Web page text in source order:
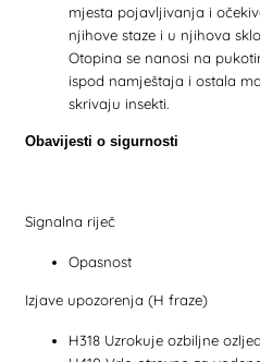
mjesta pojavljivanja i
njihove staze i u njihova
Otopina se nanosi na
ispod namještaja i ostala
skrivaju insekti.
Obavijesti o sigurnosti
Signalna riječ
Opasnost
Izjave upozorenja (H fraze)
H318 Uzrokuje ozbiljne